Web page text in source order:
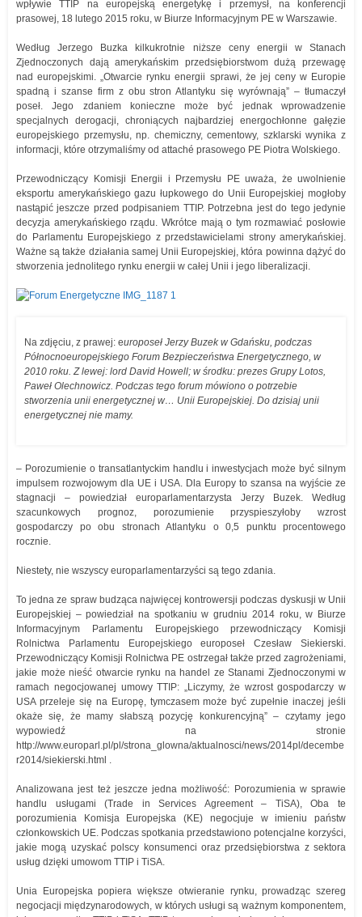
wpływie TTIP na europejską energetykę i przemysł, na konferencji
prasowej, 18 lutego 2015 roku, w Biurze Informacyjnym PE w Warszawie.
Według Jerzego Buzka kilkukrotnie niższe ceny energii w Stanach
Zjednoczonych dają amerykańskim przedsiębiorstwom dużą przewagę
nad europejskimi. „Otwarcie rynku energii sprawi, że jej ceny w Europie
spadną i szanse firm z obu stron Atlantyku się wyrównają” – tłumaczył
poseł. Jego zdaniem konieczne może być jednak wprowadzenie
specjalnych derogacji, chroniących najbardziej energochłonne gałęzie
europejskiego przemysłu, np. chemiczny, cementowy, szklarski wynika z
informacji, które otrzymaliśmy od attaché prasowego PE Piotra Wolskiego.
Przewodniczący Komisji Energii i Przemysłu PE uważa, że uwolnienie
eksportu amerykańskiego gazu łupkowego do Unii Europejskiej mogłoby
nastąpić jeszcze przed podpisaniem TTIP. Potrzebna jest do tego jedynie
decyzja amerykańskiego rządu. Wkrótce mają o tym rozmawiać posłowie
do Parlamentu Europejskiego z przedstawicielami strony amerykańskiej.
Ważne są także działania samej Unii Europejskiej, która powinna dążyć do
stworzenia jednolitego rynku energii w całej Unii i jego liberalizacji.
Na zdjęciu, z prawej: europoseł Jerzy Buzek w Gdańsku, podczas
Północnoeuropejskiego Forum Bezpieczeństwa Energetycznego, w
2010 roku. Z lewej: lord David Howell; w środku: prezes Grupy Lotos,
Paweł Olechnowicz. Podczas tego forum mówiono o potrzebie
stworzenia unii energetycznej w… Unii Europejskiej. Do dzisiaj unii
energetycznej nie mamy.
– Porozumienie o transatlantyckim handlu i inwestycjach może być silnym
impulsem rozwojowym dla UE i USA. Dla Europy to szansa na wyjście ze
stagnacji – powiedział europarlamentarzysta Jerzy Buzek. Według
szacunkowych prognoz, porozumienie przyspieszyłoby wzrost
gospodarczy po obu stronach Atlantyku o 0,5 punktu procentowego
rocznie.
Niestety, nie wszyscy europarlamentarzyści są tego zdania.
To jedna ze spraw budząca najwięcej kontrowersji podczas dyskusji w Unii
Europejskiej – powiedział na spotkaniu w grudniu 2014 roku, w Biurze
Informacyjnym Parlamentu Europejskiego przewodniczący Komisji
Rolnictwa Parlamentu Europejskiego europoseł Czesław Siekierski.
Przewodniczący Komisji Rolnictwa PE ostrzegał także przed zagrożeniami,
jakie może nieść otwarcie rynku na handel ze Stanami Zjednoczonymi w
ramach negocjowanej umowy TTIP: „Liczymy, że wzrost gospodarczy w
USA przeleje się na Europę, tymczasem może być zupełnie inaczej jeśli
okaże się, że mamy słabszą pozycję konkurencyjną” – czytamy jego
wypowiedź na stronie
http://www.europarl.pl/pl/strona_glowna/aktualnosci/news/2014pl/decembe
r2014/siekierski.html .
Analizowana jest też jeszcze jedna możliwość: Porozumienia w sprawie
handlu usługami (Trade in Services Agreement – TiSA), Oba te
porozumienia Komisja Europejska (KE) negocjuje w imieniu państw
członkowskich UE. Podczas spotkania przedstawiono potencjalne korzyści,
jakie mogą uzyskać polscy konsumenci oraz przedsiębiorstwa z sektora
usług dzięki umowom TTIP i TiSA.
Unia Europejska popiera większe otwieranie rynku, prowadząc szereg
negocjacji międzynarodowych, w których usługi są ważnym komponentem,